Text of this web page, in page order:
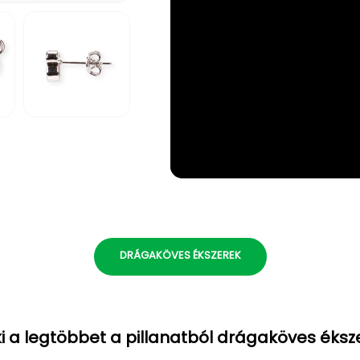
DRÁGAKÖVES ÉKSZEREK
a legtöbbet a pillanatból drágaköves